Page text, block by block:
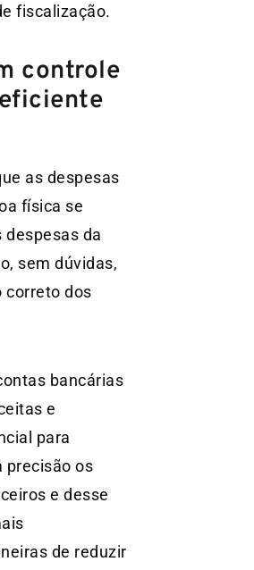
fiscalização.
controle
as despesas
física se
da
sem dúvidas,
correto dos
bancárias
e
para
precisão os
e desse
de reduzir